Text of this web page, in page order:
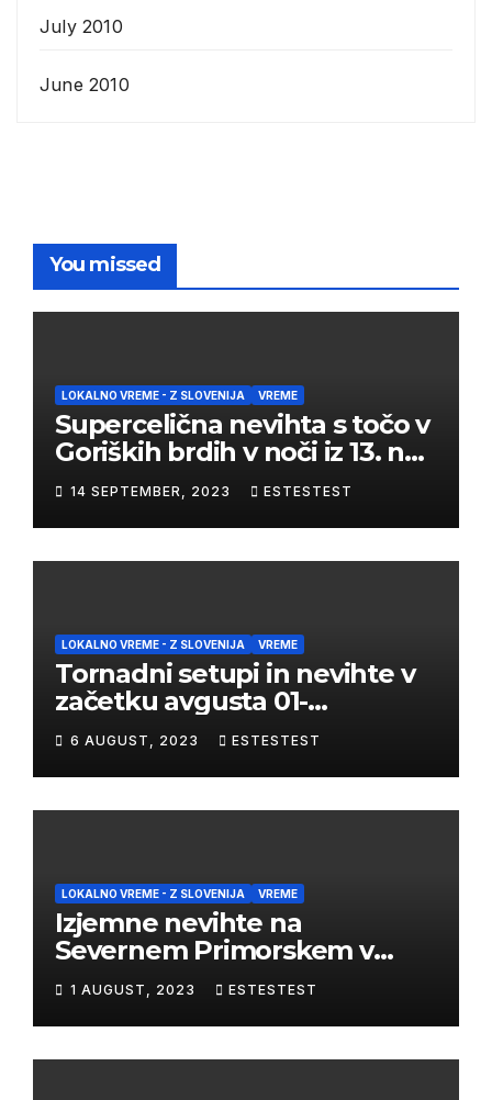
July 2010
June 2010
You missed
LOKALNO VREME - Z SLOVENIJA VREME
Supercelična nevihta s točo v
Goriških brdih v noči iz 13. na
14. september 2023
14 SEPTEMBER, 2023 ESTESTEST
LOKALNO VREME - Z SLOVENIJA VREME
Tornadni setupi in nevihte v
začetku avgusta 01-
03/08/2023
6 AUGUST, 2023 ESTESTEST
LOKALNO VREME - Z SLOVENIJA VREME
Izjemne nevihte na
Severnem Primorskem v
juliju 2023
1 AUGUST, 2023 ESTESTEST